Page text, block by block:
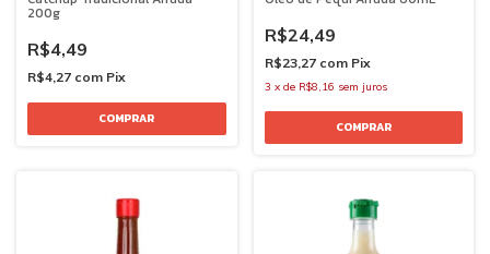
200g
R$4,49
R$4,27 com Pix
R$24,49
R$23,27 com Pix
3 x de R$8,16 sem juros